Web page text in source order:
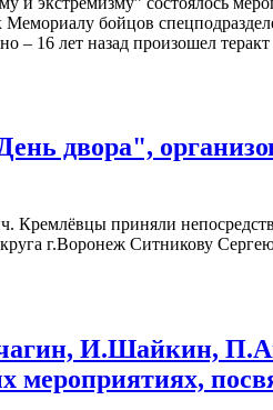
Мемориалу бойцов
16 лет назад произошел теракт
двора",
Кремлёвцы приняли
г.Воронеж Ситникову
И.Шайкин,
мероприятиях,